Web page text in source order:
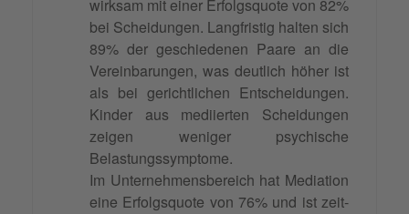
wirksam mit einer Erfolgsquote von 82%
bei Scheidungen. Langfristig halten sich
89% der geschiedenen Paare an die
Vereinbarungen, was deutlich höher ist
als bei gerichtlichen Entscheidungen.
Kinder aus mediierten Scheidungen
zeigen weniger psychische
Belastungssymptome.
Im Unternehmensbereich hat Mediation
eine Erfolgsquote von 76% und ist zeit-